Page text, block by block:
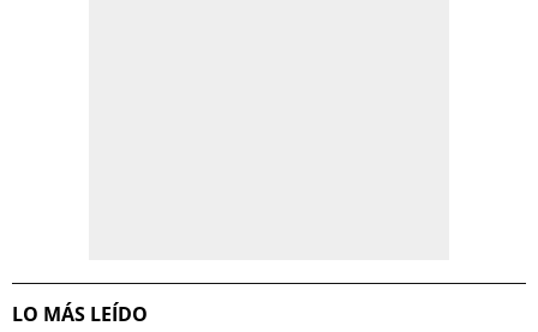
LO MÁS LEÍDO